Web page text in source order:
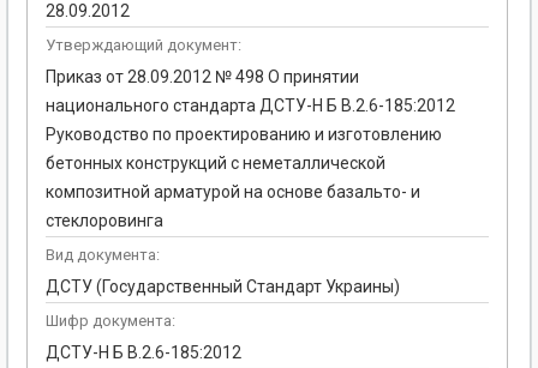
28.09.2012
Утверждающий документ:
Приказ от 28.09.2012 № 498 О принятии
национального стандарта ДСТУ-Н Б В.2.6-185:2012
Руководство по проектированию и изготовлению
бетонных конструкций с неметаллической
композитной арматурой на основе базальто- и
стеклоровинга
Вид документа:
ДСТУ (Государственный Стандарт Украины)
Шифр документа:
ДСТУ-Н Б В.2.6-185:2012